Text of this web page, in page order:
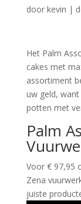
door kevin |
Het Palm
cakes met
assortiment
uw geld,
potten met
Palm
Voor € 97,95
Zena
juiste